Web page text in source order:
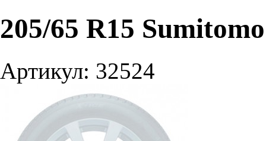
205/65 R15
Артикул: 32524